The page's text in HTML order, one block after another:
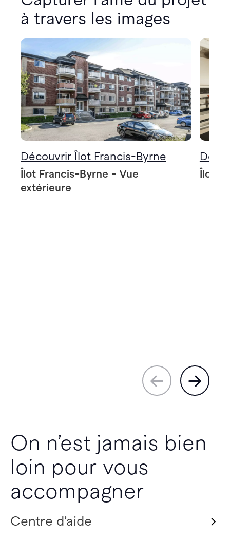
à travers les images
Découvrir Îlot Francis-Byrne
Îlot Francis-Byrne - Vue
extérieure
Îlot
On n’est jamais bien
loin pour vous
accompagner
Centre d’aide